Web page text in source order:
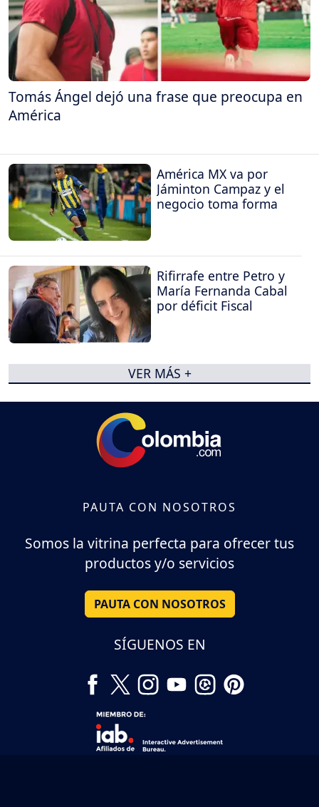
Tomás Ángel dejó una frase que preocupa en
América
América MX va por
Jáminton Campaz y el
negocio toma forma
Rifirrafe entre Petro y
María Fernanda Cabal
por déficit Fiscal
VER MÁS +
PAUTA CON NOSOTROS
Somos la vitrina perfecta para ofrecer tus
productos y/o servicios
PAUTA CON NOSOTROS
SÍGUENOS EN